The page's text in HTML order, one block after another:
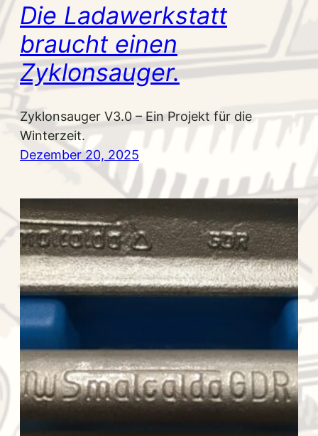
Die Ladawerkstatt
braucht einen
Zyklonsauger.
Zyklonsauger V3.0 – Ein Projekt für die
Winterzeit.
Dezember 20, 2025